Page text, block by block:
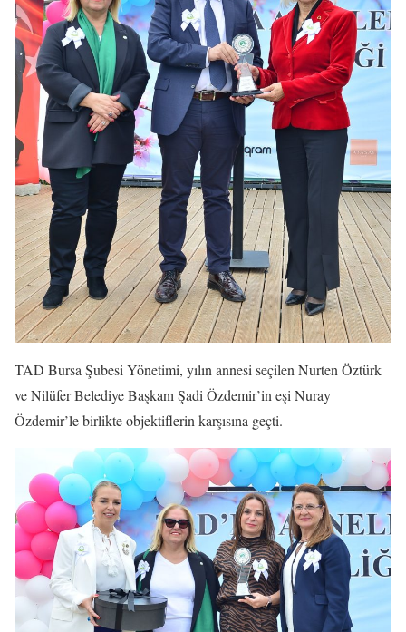
TAD Bursa Şubesi Yönetimi, yılın annesi seçilen Nurten Öztürk
ve Nilüfer Belediye Başkanı Şadi Özdemir’in eşi Nuray
Özdemir’le birlikte objektiflerin karşısına geçti.